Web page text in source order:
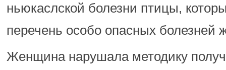
ньюкаслской болезни птицы,
перечень особо опасных болезней
Женщина нарушала методику